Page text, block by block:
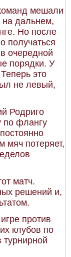
мешали
на дальнем,
Но после
получаться
очередной
порядки. У
это
не левый,
Родриго
по флангу
мяч потеряет,
матч.
решений и,
против
клубов по
турнирной